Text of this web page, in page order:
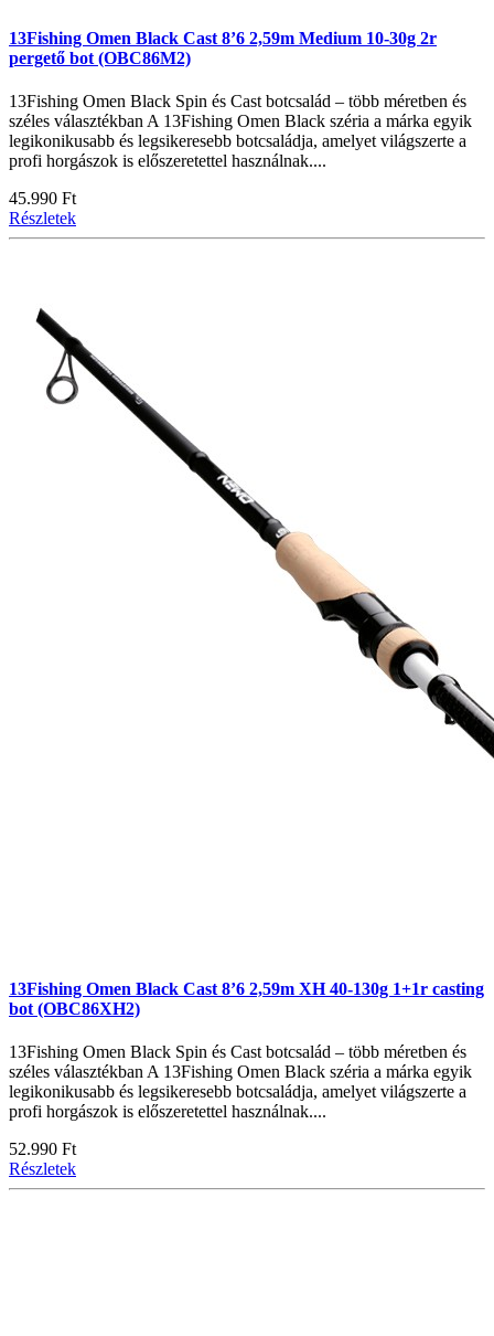
13Fishing Omen Black Cast 8’6 2,59m Medium 10-30g 2r
pergető bot (OBC86M2)
13Fishing Omen Black Spin és Cast botcsalád – több méretben és
széles választékban A 13Fishing Omen Black széria a márka egyik
legikonikusabb és legsikeresebb botcsaládja, amelyet világszerte a
profi horgászok is előszeretettel használnak....
45.990 Ft
Részletek
13Fishing Omen Black Cast 8’6 2,59m XH 40-130g 1+1r casting
bot (OBC86XH2)
13Fishing Omen Black Spin és Cast botcsalád – több méretben és
széles választékban A 13Fishing Omen Black széria a márka egyik
legikonikusabb és legsikeresebb botcsaládja, amelyet világszerte a
profi horgászok is előszeretettel használnak....
52.990 Ft
Részletek